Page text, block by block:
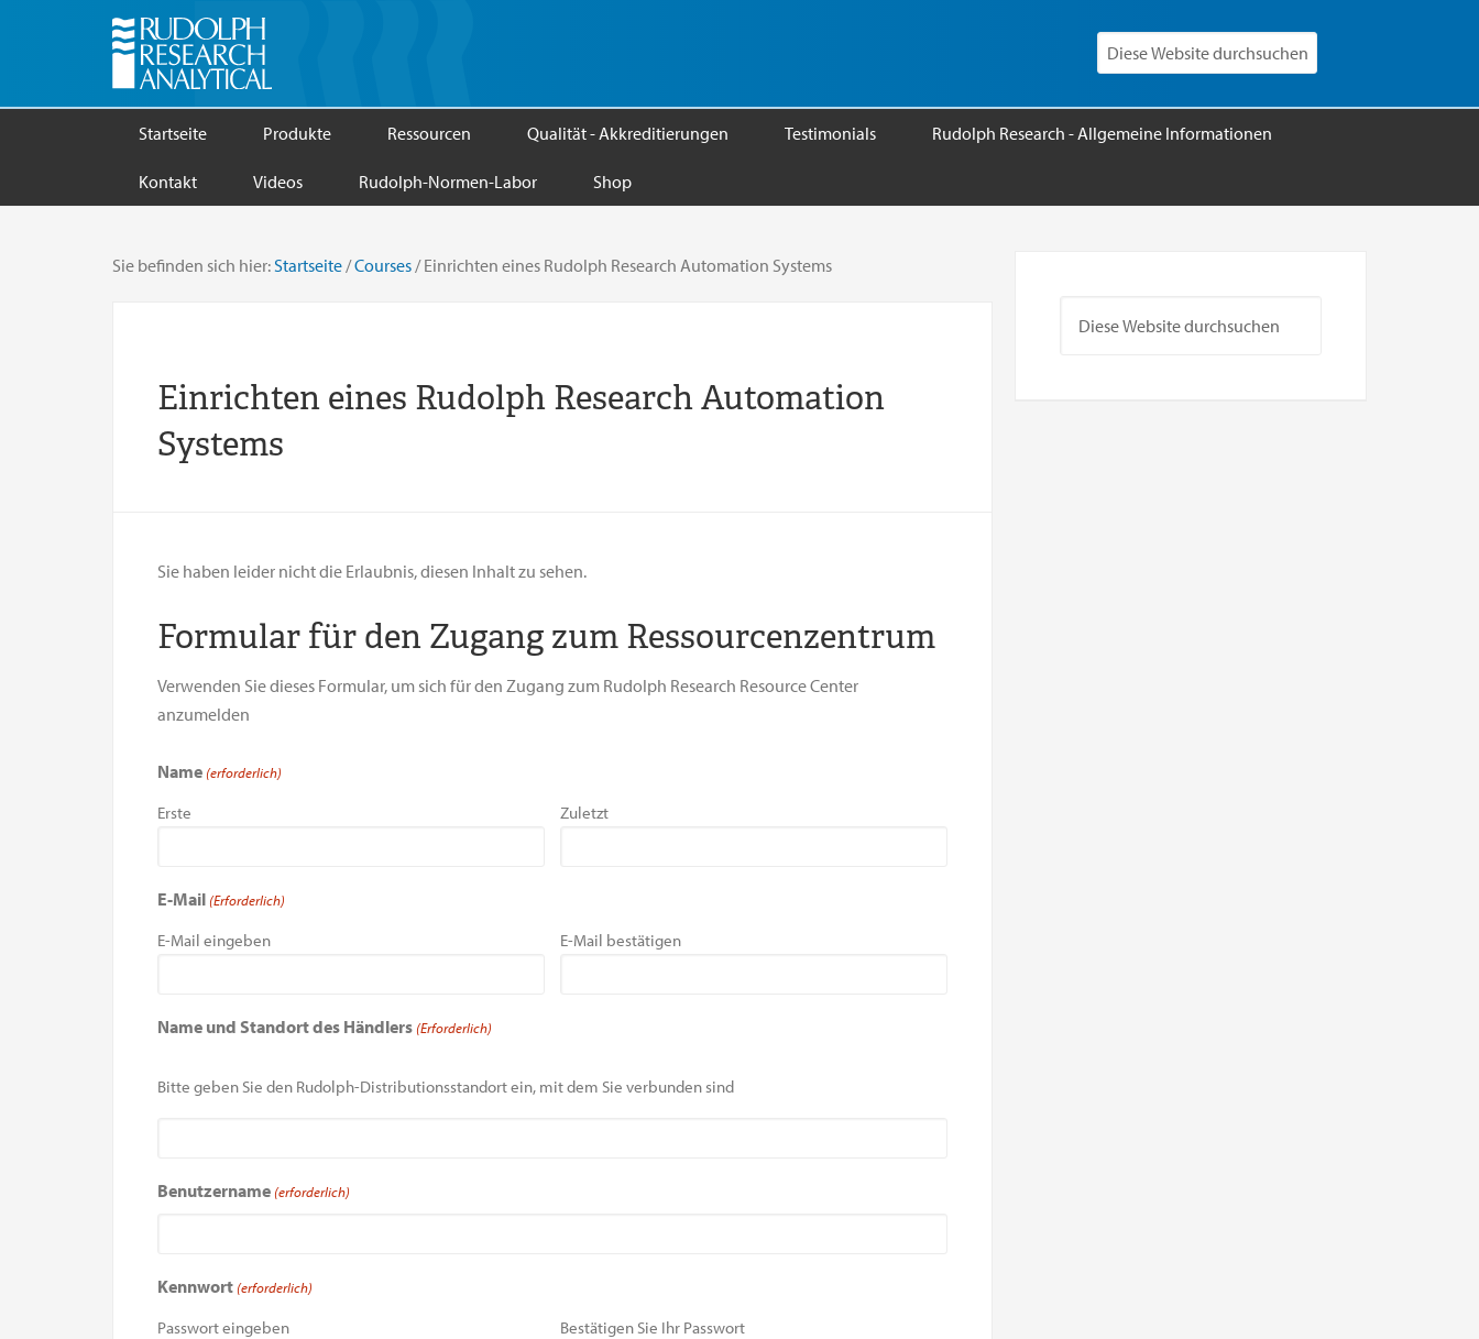
Startseite Produkte Ressourcen Qualität - Akkreditierungen Testimonials Rudolph Research - Allgemeine Informationen
Kontakt Videos Rudolph-Normen-Labor Shop
Sie befinden sich hier: Startseite /Courses /Einrichten eines Rudolph Research Automation Systems
Einrichten eines Rudolph Research Automation
Systems
Sie haben leider nicht die Erlaubnis, diesen Inhalt zu sehen.
Formular für den Zugang zum Ressourcenzentrum
Verwenden Sie dieses Formular, um sich für den Zugang zum Rudolph Research Resource Center
anzumelden
Name (erforderlich)
Erste Zuletzt
E-Mail (Erforderlich)
E-Mail eingeben E-Mail bestätigen
Name und Standort des Händlers (Erforderlich)
Bitte geben Sie den Rudolph-Distributionsstandort ein, mit dem Sie verbunden sind
Benutzername (erforderlich)
Kennwort (erforderlich)
Passwort eingeben Bestätigen Sie Ihr Passwort